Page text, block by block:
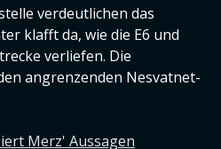
verdeutlichen das
klafft da, wie die E6 und
verliefen. Die
angrenzenden Nesvatnet-
Merz' Aussagen